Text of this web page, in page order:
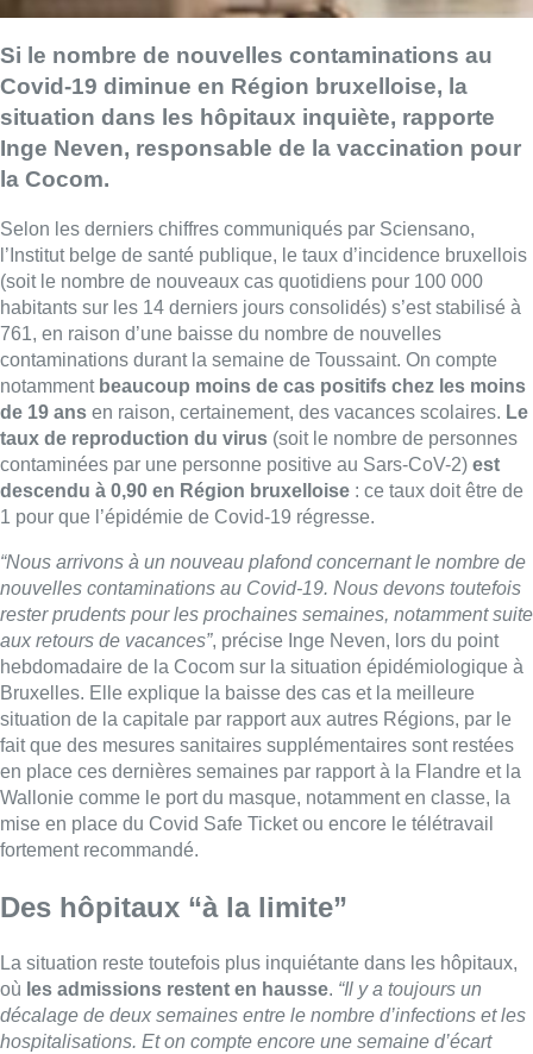
Si le nombre de nouvelles contaminations au
Covid-19 diminue en Région bruxelloise, la
situation dans les hôpitaux inquiète, rapporte
Inge Neven, responsable de la vaccination pour
la Cocom.
Selon les derniers chiffres communiqués par Sciensano,
l’Institut belge de santé publique, le taux d’incidence bruxellois
(soit le nombre de nouveaux cas quotidiens pour 100 000
habitants sur les 14 derniers jours consolidés) s’est stabilisé à
761, en raison d’une baisse du nombre de nouvelles
contaminations durant la semaine de Toussaint. On compte
notamment beaucoup moins de cas positifs chez les moins
de 19 ans en raison, certainement, des vacances scolaires. Le
taux de reproduction du virus (soit le nombre de personnes
contaminées par une personne positive au Sars-CoV-2) est
descendu à 0,90 en Région bruxelloise : ce taux doit être de
1 pour que l’épidémie de Covid-19 régresse.
“Nous arrivons à un nouveau plafond concernant le nombre de
nouvelles contaminations au Covid-19. Nous devons toutefois
rester prudents pour les prochaines semaines, notamment suite
aux retours de vacances”, précise Inge Neven, lors du point
hebdomadaire de la Cocom sur la situation épidémiologique à
Bruxelles. Elle explique la baisse des cas et la meilleure
situation de la capitale par rapport aux autres Régions, par le
fait que des mesures sanitaires supplémentaires sont restées
en place ces dernières semaines par rapport à la Flandre et la
Wallonie comme le port du masque, notamment en classe, la
mise en place du Covid Safe Ticket ou encore le télétravail
fortement recommandé.
Des hôpitaux “à la limite”
La situation reste toutefois plus inquiétante dans les hôpitaux,
où les admissions restent en hausse. “Il y a toujours un
décalage de deux semaines entre le nombre d’infections et les
hospitalisations. Et on compte encore une semaine d’écart